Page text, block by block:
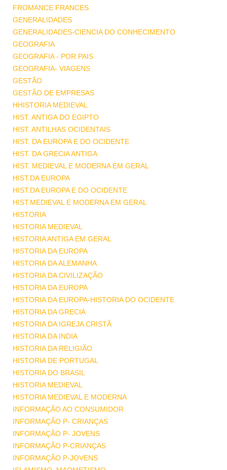
FROMANCE FRANCES
GENERALIDADES
GENERALIDADES-CIENCIA DO CONHECIMENTO
GEOGRAFIA
GEOGRAFIA - POR PAIS
GEOGRAFIA- VIAGENS
GESTÃO
GESTÃO DE EMPRESAS
HHISTORIA MEDIEVAL
HIST. ANTIGA DO EGIPTO
HIST. ANTILHAS OCIDENTAIS
HIST. DA EUROPA E DO OCIDENTE
HIST. DA GRECIA ANTIGA
HIST. MEDIEVAL E MODERNA EM GERAL
HIST.DA EUROPA
HIST.DA EUROPA E DO OCIDENTE
HIST.MEDIEVAL E MODERNA EM GERAL
HISTORIA
HISTORIA MEDIEVAL
HISTORIA ANTIGA EM GERAL
HISTORIA DA EUROPA
HISTORIA DA ALEMANHA
HISTORIA DA CIVILIZAÇÃO
HISTORIA DA EUROPA
HISTORIA DA EUROPA-HISTORIA DO OCIDENTE
HISTORIA DA GRECIA
HISTORIA DA IGREJA CRISTÃ
HISTORIA DA INDIA
HISTORIA DA RELIGIÃO
HISTORIA DE PORTUGAL
HISTORIA DO BRASIL
HISTORIA MEDIEVAL
HISTORIA MEDIEVAL E MODERNA
INFORMAÇÃO AO CONSUMIDOR
INFORMAÇÃO P- CRIANÇAS
INFORMAÇÃO P- JOVENS
INFORMAÇÃO P-CRIANÇAS
INFORMAÇÃO P-JOVENS